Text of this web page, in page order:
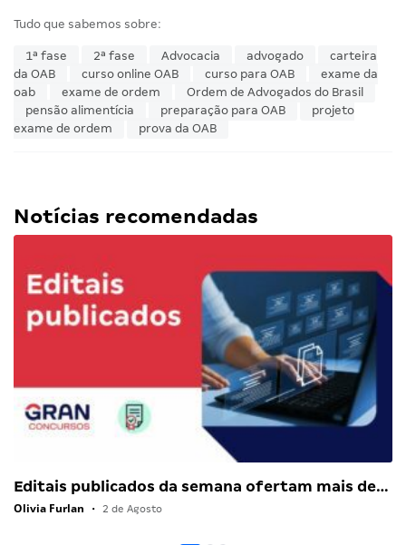
Tudo que sabemos sobre:
1ª fase 2ª fase Advocacia advogado
carteira
da OAB
curso online OAB curso para OAB
exame da
oab
exame de ordem
Ordem de Advogados do Brasil
pensão alimentícia
preparação para OAB
projeto
exame de ordem
prova da OAB
Notícias recomendadas
Editais publicados da semana ofertam mais de…
Olivia Furlan • 2 de Agosto